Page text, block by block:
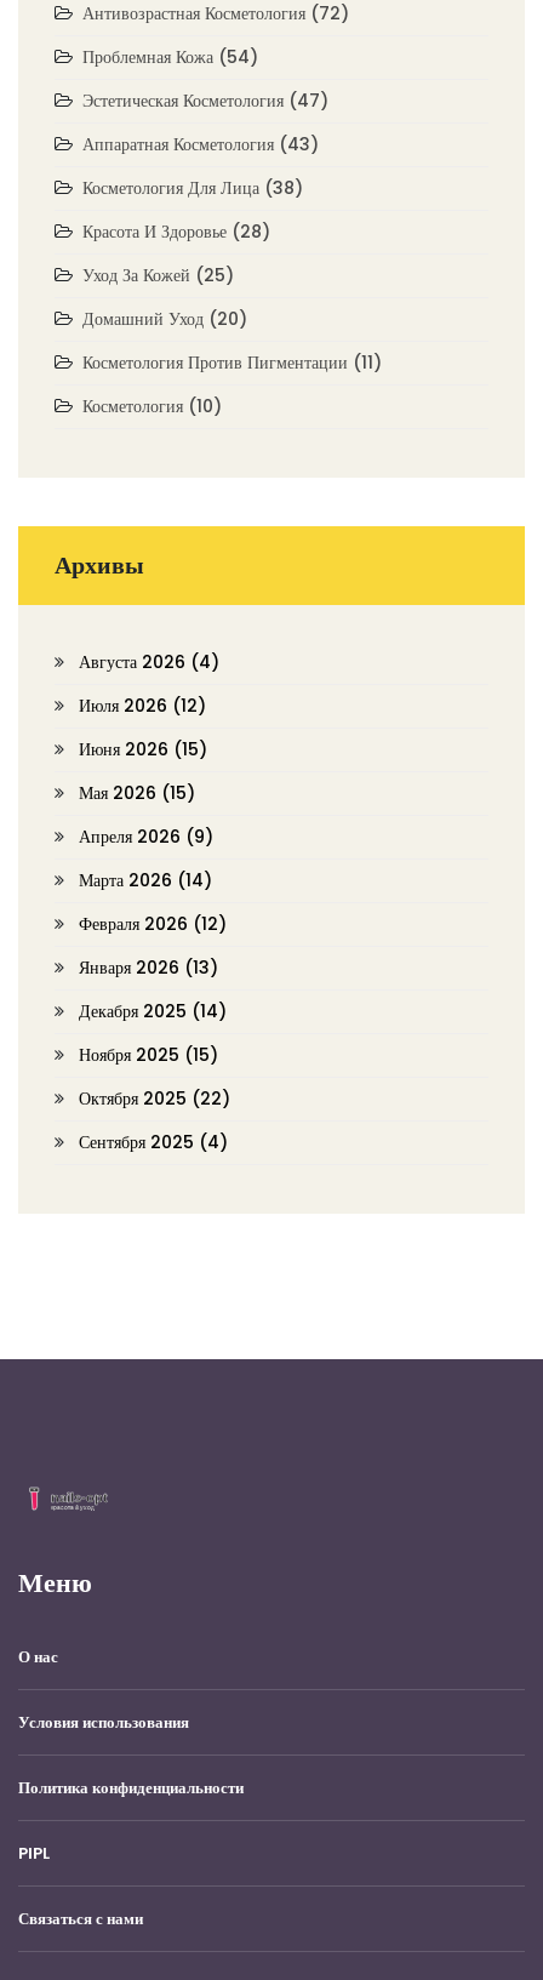
Антивозрастная Косметология (72)
Проблемная Кожа (54)
Эстетическая Косметология (47)
Аппаратная Косметология (43)
Косметология Для Лица (38)
Красота И Здоровье (28)
Уход За Кожей (25)
Домашний Уход (20)
Косметология Против Пигментации (11)
Косметология (10)
Архивы
Августа 2026 (4)
Июля 2026 (12)
Июня 2026 (15)
Мая 2026 (15)
Апреля 2026 (9)
Марта 2026 (14)
Февраля 2026 (12)
Января 2026 (13)
Декабря 2025 (14)
Ноября 2025 (15)
Октября 2025 (22)
Сентября 2025 (4)
Меню
О нас
Условия использования
Политика конфиденциальности
PIPL
Связаться с нами